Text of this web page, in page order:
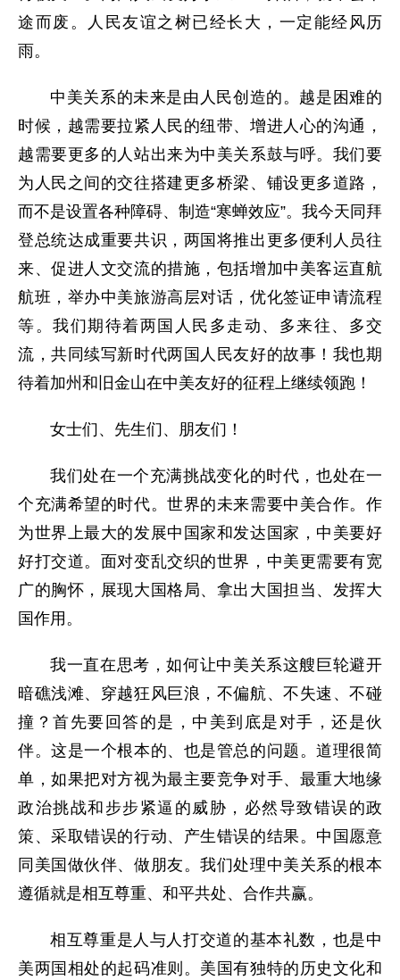
途而废。人民友谊之树已经长大，一定能经风历
雨。
中美关系的未来是由人民创造的。越是困难的
时候，越需要拉紧人民的纽带、增进人心的沟通，
越需要更多的人站出来为中美关系鼓与呼。我们要
为人民之间的交往搭建更多桥梁、铺设更多道路，
而不是设置各种障碍、制造“寒蝉效应”。我今天同拜
登总统达成重要共识，两国将推出更多便利人员往
来、促进人文交流的措施，包括增加中美客运直航
航班，举办中美旅游高层对话，优化签证申请流程
等。我们期待着两国人民多走动、多来往、多交
流，共同续写新时代两国人民友好的故事！我也期
待着加州和旧金山在中美友好的征程上继续领跑！
女士们、先生们、朋友们！
我们处在一个充满挑战变化的时代，也处在一
个充满希望的时代。世界的未来需要中美合作。作
为世界上最大的发展中国家和发达国家，中美要好
好打交道。面对变乱交织的世界，中美更需要有宽
广的胸怀，展现大国格局、拿出大国担当、发挥大
国作用。
我一直在思考，如何让中美关系这艘巨轮避开
暗礁浅滩、穿越狂风巨浪，不偏航、不失速、不碰
撞？首先要回答的是，中美到底是对手，还是伙
伴。这是一个根本的、也是管总的问题。道理很简
单，如果把对方视为最主要竞争对手、最重大地缘
政治挑战和步步紧逼的威胁，必然导致错误的政
策、采取错误的行动、产生错误的结果。中国愿意
同美国做伙伴、做朋友。我们处理中美关系的根本
遵循就是相互尊重、和平共处、合作共赢。
相互尊重是人与人打交道的基本礼数，也是中
美两国相处的起码准则。美国有独特的历史文化和